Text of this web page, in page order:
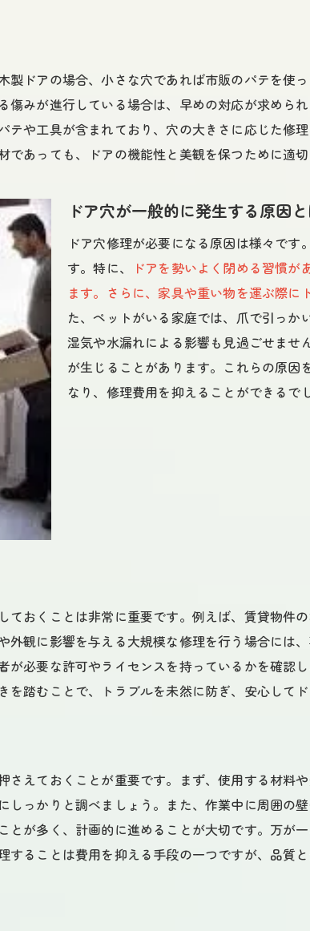
業者に依頼した際の体験談
DIY修理の成功と失敗の例
お客様の声とそのまなざし
地域のおすすめ業者リスト
ドア穴修理にかかる時間と費用中野区での具体例
修理に必要な平均時間の概算
時間帯による費用変動のケーススタディ
緊急修理と通常修理の違い
業者選定による時間の短縮方法
自分で修理する際の時間見積もり
時間と費用を両立するための工夫
サービス内容と価格の比較一覧
実績と経験の確認方法
依頼前に確認すべき契約内容
製ドアの場合、小さな穴であれば市販のパテを使
みが進行している場合は、早めの対応が求めら
や工具が含まれており、穴の大きさに応じた修
あっても、ドアの機能性と美観を保つために適
ドア穴が一般的に発生する原因と
ドア穴修理が必要になる原因は様々で
す。特に、
ドアを勢いよく閉める習慣が
ます。さらに、家具や重い物を運ぶ際に
た、ペットがいる家庭では、爪で引っか
湿気や水漏れによる影響も見過ごせませ
が生じることがあります。これらの原因
なり、修理費用を抑えることができるで
ておくことは非常に重要です。例えば、賃貸物件
観に影響を与える大規模な修理を行う場合には
必要な許可やライセンスを持っているかを確認
踏むことで、トラブルを未然に防ぎ、安心して
さえておくことが重要です。まず、使用する材料
っかりと調べましょう。また、作業中に周囲の
が多く、計画的に進めることが大切です。万が
ることは費用を抑える手段の一つですが、品質